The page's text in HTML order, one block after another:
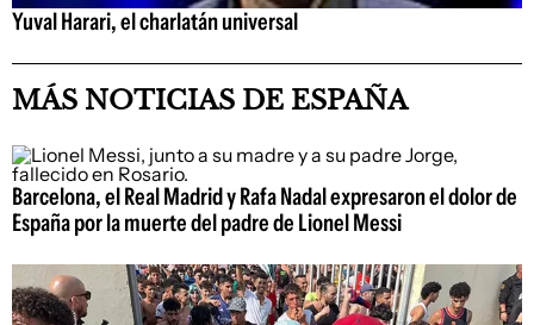
Yuval Harari, el charlatán universal
MÁS NOTICIAS DE ESPAÑA
Barcelona, el Real Madrid y Rafa Nadal expresaron el dolor de
España por la muerte del padre de Lionel Messi